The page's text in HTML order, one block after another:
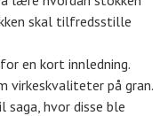
skal tilfredsstille
en kort innledning.
virkeskvaliteter på gran.
hvor disse ble